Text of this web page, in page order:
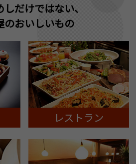
だけではない、
のおいしいもの
レストラン